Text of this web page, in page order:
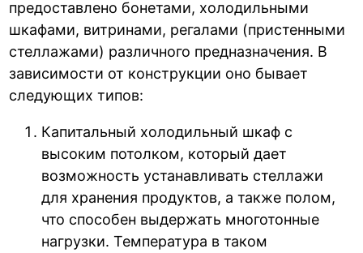
предоставлено бонетами, холодильными
шкафами, витринами, регалами (пристенными
стеллажами) различного предназначения. В
зависимости от конструкции оно бывает
следующих типов:
Капитальный холодильный шкаф с
высоким потолком, который дает
возможность устанавливать стеллажи
для хранения продуктов, а также полом,
что способен выдержать многотонные
нагрузки. Температура в таком